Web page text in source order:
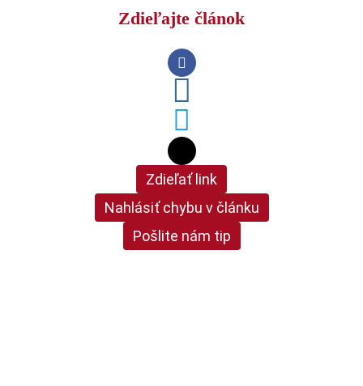
Zdieľajte článok
Zdieľať link
Nahlásiť chybu v článku
Pošlite nám tip